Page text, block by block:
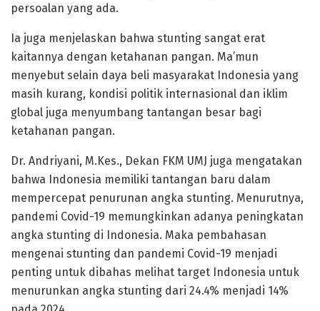
persoalan yang ada.
Ia juga menjelaskan bahwa stunting sangat erat
kaitannya dengan ketahanan pangan. Ma’mun
menyebut selain daya beli masyarakat Indonesia yang
masih kurang, kondisi politik internasional dan iklim
global juga menyumbang tantangan besar bagi
ketahanan pangan.
Dr. Andriyani, M.Kes., Dekan FKM UMJ juga mengatakan
bahwa Indonesia memiliki tantangan baru dalam
mempercepat penurunan angka stunting. Menurutnya,
pandemi Covid-19 memungkinkan adanya peningkatan
angka stunting di Indonesia. Maka pembahasan
mengenai stunting dan pandemi Covid-19 menjadi
penting untuk dibahas melihat target Indonesia untuk
menurunkan angka stunting dari 24.4% menjadi 14%